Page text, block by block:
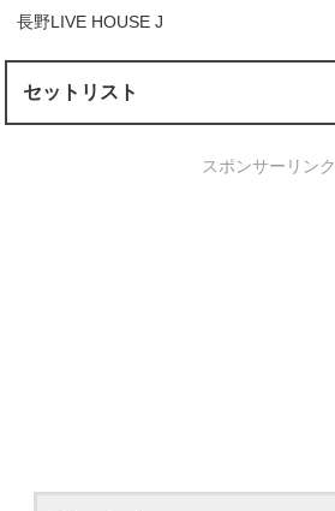
長野LIVE HOUSE J
セットリスト
スポンサーリンク